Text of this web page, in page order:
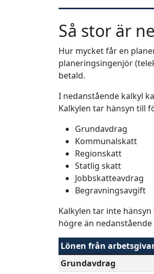
Så stor är
Hur mycket får en
planeringsingenjör
betald.
I nedanstående kalkyl
Kalkylen tar hänsyn till
Grundavdrag
Kommunalskatt
Regionskatt
Statlig skatt
Jobbskatteavdrag
Begravningsavgift
Kalkylen tar inte
högre än
Lönen från
Grundavdrag